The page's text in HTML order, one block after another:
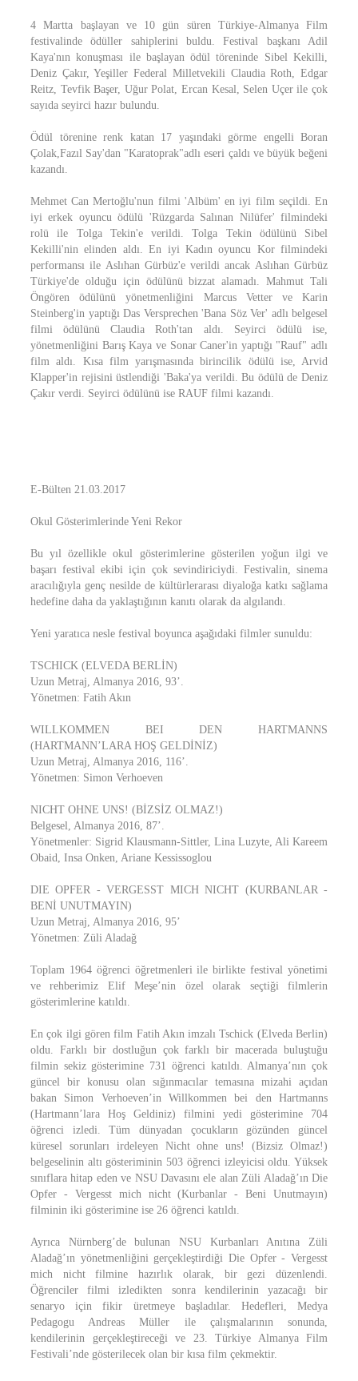
4 Martta başlayan ve 10 gün süren Türkiye-Almanya Film
festivalinde ödüller sahiplerini buldu. Festival başkanı Adil
Kaya'nın konuşması ile başlayan ödül töreninde Sibel Kekilli,
Deniz Çakır, Yeşiller Federal Milletvekili Claudia Roth, Edgar
Reitz, Tevfik Başer, Uğur Polat, Ercan Kesal, Selen Uçer ile çok
sayıda seyirci hazır bulundu.
Ödül törenine renk katan 17 yaşındaki görme engelli Boran
Çolak,Fazıl Say'dan "Karatoprak"adlı eseri çaldı ve büyük beğeni
kazandı.
Mehmet Can Mertoğlu'nun filmi 'Albüm' en iyi film seçildi. En
iyi erkek oyuncu ödülü 'Rüzgarda Salınan Nilüfer' filmindeki
rolü ile Tolga Tekin'e verildi. Tolga Tekin ödülünü Sibel
Kekilli'nin elinden aldı. En iyi Kadın oyuncu Kor filmindeki
performansı ile Aslıhan Gürbüz'e verildi ancak Aslıhan Gürbüz
Türkiye'de olduğu için ödülünü bizzat alamadı. Mahmut Tali
Öngören ödülünü yönetmenliğini Marcus Vetter ve Karin
Steinberg'in yaptığı Das Versprechen 'Bana Söz Ver' adlı belgesel
filmi ödülünü Claudia Roth'tan aldı. Seyirci ödülü ise,
yönetmenliğini Barış Kaya ve Sonar Caner'in yaptığı "Rauf" adlı
film aldı. Kısa film yarışmasında birincilik ödülü ise, Arvid
Klapper'in rejisini üstlendiği 'Baka'ya verildi. Bu ödülü de Deniz
Çakır verdi. Seyirci ödülünü ise RAUF filmi kazandı.
E-Bülten 21.03.2017
Okul Gösterimlerinde Yeni Rekor
Bu yıl özellikle okul gösterimlerine gösterilen yoğun ilgi ve
başarı festival ekibi için çok sevindiriciydi. Festivalin, sinema
aracılığıyla genç nesilde de kültürlerarası diyaloğa katkı sağlama
hedefine daha da yaklaştığının kanıtı olarak da algılandı.
Yeni yaratıca nesle festival boyunca aşağıdaki filmler sunuldu:
TSCHICK (ELVEDA BERLİN)
Uzun Metraj, Almanya 2016, 93’.
Yönetmen: Fatih Akın
WILLKOMMEN BEI DEN HARTMANNS
(HARTMANN’LARA HOŞ GELDİNİZ)
Uzun Metraj, Almanya 2016, 116’.
Yönetmen: Simon Verhoeven
NICHT OHNE UNS! (BİZSİZ OLMAZ!)
Belgesel, Almanya 2016, 87’.
Yönetmenler: Sigrid Klausmann-Sittler, Lina Luzyte, Ali Kareem
Obaid, Insa Onken, Ariane Kessissoglou
DIE OPFER - VERGESST MICH NICHT (KURBANLAR -
BENİ UNUTMAYIN)
Uzun Metraj, Almanya 2016, 95’
Yönetmen: Züli Aladağ
Toplam 1964 öğrenci öğretmenleri ile birlikte festival yönetimi
ve rehberimiz Elif Meşe’nin özel olarak seçtiği filmlerin
gösterimlerine katıldı.
En çok ilgi gören film Fatih Akın imzalı Tschick (Elveda Berlin)
oldu. Farklı bir dostluğun çok farklı bir macerada buluştuğu
filmin sekiz gösterimine 731 öğrenci katıldı. Almanya’nın çok
güncel bir konusu olan sığınmacılar temasına mizahi açıdan
bakan Simon Verhoeven’in Willkommen bei den Hartmanns
(Hartmann’lara Hoş Geldiniz) filmini yedi gösterimine 704
öğrenci izledi. Tüm dünyadan çocukların gözünden güncel
küresel sorunları irdeleyen Nicht ohne uns! (Bizsiz Olmaz!)
belgeselinin altı gösteriminin 503 öğrenci izleyicisi oldu. Yüksek
sınıflara hitap eden ve NSU Davasını ele alan Züli Aladağ’ın Die
Opfer - Vergesst mich nicht (Kurbanlar - Beni Unutmayın)
filminin iki gösterimine ise 26 öğrenci katıldı.
Ayrıca Nürnberg’de bulunan NSU Kurbanları Anıtına Züli
Aladağ’ın yönetmenliğini gerçekleştirdiği Die Opfer - Vergesst
mich nicht filmine hazırlık olarak, bir gezi düzenlendi.
Öğrenciler filmi izledikten sonra kendilerinin yazacağı bir
senaryo için fikir üretmeye başladılar. Hedefleri, Medya
Pedagogu Andreas Müller ile çalışmalarının sonunda,
kendilerinin gerçekleştireceği ve 23. Türkiye Almanya Film
Festivali’nde gösterilecek olan bir kısa film çekmektir.